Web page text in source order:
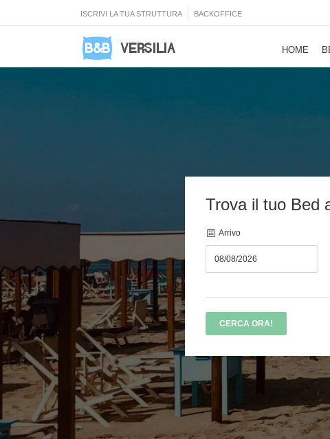
ISCRIVI LA TUA STRUTTURA BACKOFFICE
HOME
Trova il tuo Bed
Arrivo